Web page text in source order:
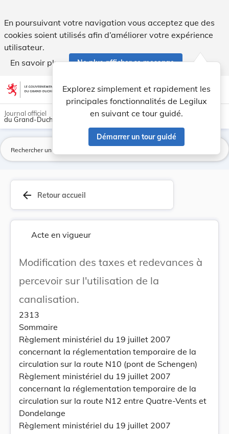
En poursuivant votre navigation vous acceptez que des
cookies soient utilisés afin d’améliorer votre expérience
utilisateur.
En savoir plus
Ne plus afficher ce message
Aller au contenu account_circle help Aide
Explorez simplement et rapidement les
principales fonctionnalités de Legilux
en suivant ce tour guidé.
Démarrer un tour guidé
light_mode dark_mode
Journal officiel
du Grand-Duché de Luxembourg
arrow_back Retour accueil
Acte en vigueur
Modification des taxes et redevances à
percevoir sur l'utilisation de la
canalisation.
2313
Sommaire
Règlement ministériel du 19 juillet 2007
concernant la réglementation temporaire de la
circulation sur la route N10 (pont de Schengen)
Règlement ministériel du 19 juillet 2007
concernant la réglementation temporaire de la
circulation sur la route N12 entre Quatre-Vents et
Dondelange
Règlement ministériel du 19 juillet 2007